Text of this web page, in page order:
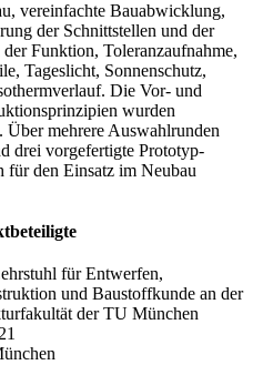
vereinfachte Bauabwicklung,
der Schnittstellen und der
Funktion, Toleranzaufnahme,
Tageslicht, Sonnenschutz,
Die Vor- und
wurden
Über mehrere Auswahlrunden
drei vorgefertigte Prototyp-
für den Einsatz im Neubau
für Entwerfen,
und Baustoffkunde an der
der TU München